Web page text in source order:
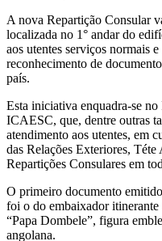
A nova Repartição Consular
localizada no 1° andar do
aos utentes serviços normais
reconhecimento de
país.
Esta iniciativa enquadra-se
ICAESC, que, dentre outras
atendimento aos utentes, em
das Relações Exteriores,
Repartições Consulares em
O primeiro documento
foi o do embaixador
“Papa Dombele”, figura
angolana.